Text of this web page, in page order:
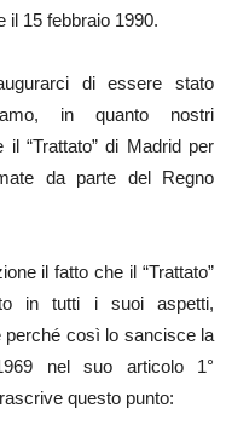
il 15 febbraio 1990.
di essere stato
in quanto nostri
il “Trattato” di Madrid per
da parte del Regno
il fatto che il “Trattato”
in tutti i suoi aspetti,
perché così lo sancisce la
nel suo articolo 1°
questo punto: